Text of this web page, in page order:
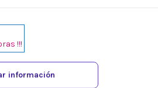
!!!
información